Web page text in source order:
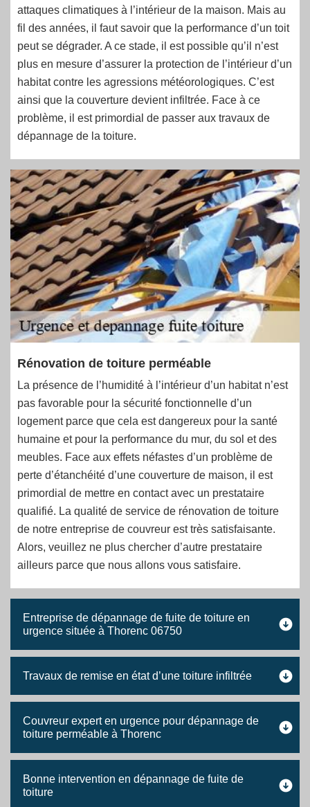
attaques climatiques à l’intérieur de la maison. Mais au
fil des années, il faut savoir que la performance d’un toit
peut se dégrader. A ce stade, il est possible qu’il n’est
plus en mesure d’assurer la protection de l’intérieur d’un
habitat contre les agressions météorologiques. C’est
ainsi que la couverture devient infiltrée. Face à ce
problème, il est primordial de passer aux travaux de
dépannage de la toiture.
Rénovation de toiture perméable
La présence de l’humidité à l’intérieur d’un habitat n’est
pas favorable pour la sécurité fonctionnelle d’un
logement parce que cela est dangereux pour la santé
humaine et pour la performance du mur, du sol et des
meubles. Face aux effets néfastes d’un problème de
perte d’étanchéité d’une couverture de maison, il est
primordial de mettre en contact avec un prestataire
qualifié. La qualité de service de rénovation de toiture
de notre entreprise de couvreur est très satisfaisante.
Alors, veuillez ne plus chercher d’autre prestataire
ailleurs parce que nous allons vous satisfaire.
Entreprise de dépannage de fuite de toiture en
urgence située à Thorenc 06750
Travaux de remise en état d’une toiture infiltrée
Couvreur expert en urgence pour dépannage de
toiture perméable à Thorenc
Bonne intervention en dépannage de fuite de
toiture